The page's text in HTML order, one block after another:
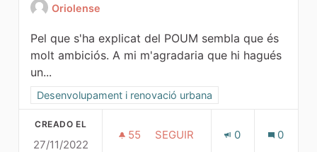
Oriolense
Pel que s'ha explicat del POUM sembla que és
molt ambiciós. A mi m'agradaria que hi hagués
un...
Resultados al filtrar por la categoría: Desenvolupament i
Desenvolupament i renovació urbana
CREADO EL
27/11/2022
55 55 SEGUIDORAS
SEGUIR 0 0